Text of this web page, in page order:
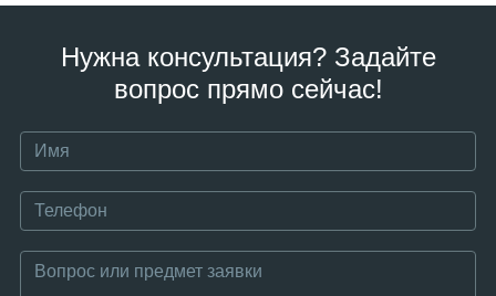
Нужна консультация? Задайте
вопрос прямо сейчас!